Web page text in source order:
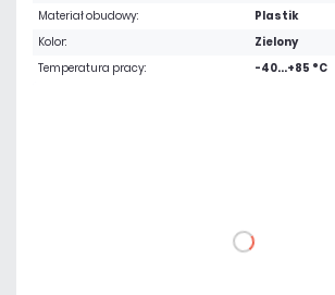
Materiał obudowy:
Plastik
Kolor:
Zielony
Temperatura pracy:
-40...+85 °C
DO KOSZYKA